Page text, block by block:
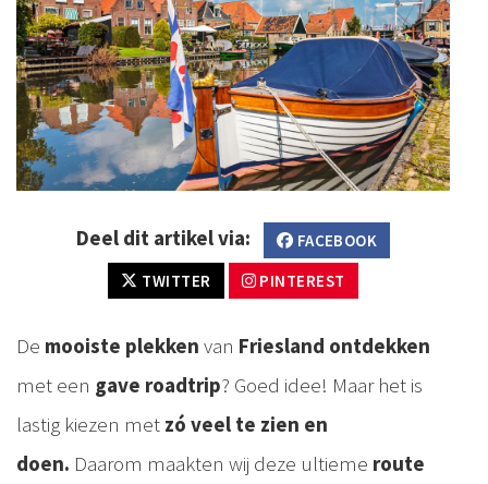
Deel dit artikel via:
FACEBOOK
TWITTER
PINTEREST
De mooiste plekken van Friesland ontdekken
met een gave roadtrip? Goed idee! Maar het is
lastig kiezen met zó veel te zien en
doen. Daarom maakten wij deze ultieme route